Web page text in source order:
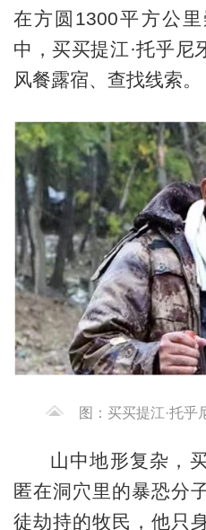
在方圆1300平方公
中，买买提江·托乎尼
风餐露宿、查找线索。
图：买买提江·托
山中地形复杂，
匿在洞穴里的暴恐分
徒劫持的牧民，他只